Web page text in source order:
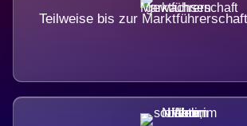
Teilweise bis zur